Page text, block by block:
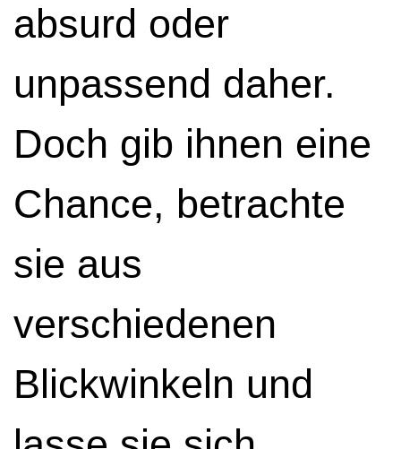
absurd oder
unpassend daher.
Doch gib ihnen eine
Chance, betrachte
sie aus
verschiedenen
Blickwinkeln und